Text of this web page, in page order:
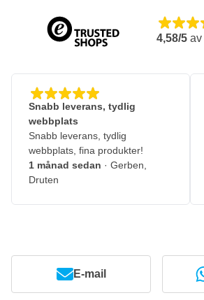
4,58/5 av
Snabb leverans, tydlig
webbplats
Snabb leverans, tydlig
webbplats, fina produkter!
1 månad sedan · Gerben,
Druten
E-mail